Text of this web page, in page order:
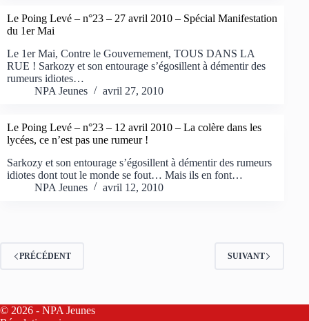
Le Poing Levé – n°23 – 27 avril 2010 – Spécial Manifestation
du 1er Mai
Le 1er Mai, Contre le Gouvernement, TOUS DANS LA
RUE ! Sarkozy et son entourage s’égosillent à démentir des
rumeurs idiotes…
NPA Jeunes
avril 27, 2010
Le Poing Levé – n°23 – 12 avril 2010 – La colère dans les
lycées, ce n’est pas une rumeur !
Sarkozy et son entourage s’égosillent à démentir des rumeurs
idiotes dont tout le monde se fout… Mais ils en font…
NPA Jeunes
avril 12, 2010
PRÉCÉDENT SUIVANT
© 2026 - NPA Jeunes